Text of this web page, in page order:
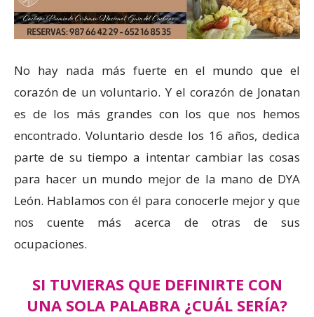
No hay nada más fuerte en el mundo que el
corazón de un voluntario. Y el corazón de Jonatan
es de los más grandes con los que nos hemos
encontrado. Voluntario desde los 16 años, dedica
parte de su tiempo a intentar cambiar las cosas
para hacer un mundo mejor de la mano de DYA
León. Hablamos con él para conocerle mejor y que
nos cuente más acerca de otras de sus
ocupaciones.
SI TUVIERAS QUE DEFINIRTE CON
UNA SOLA PALABRA ¿CUÁL SERÍA?